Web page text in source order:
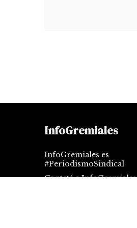
entradas
InfoGremiales
InfoGremiales es
#PeriodismoSindical
Contctá a InfoGremiales